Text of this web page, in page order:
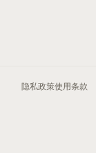
隐私政策使用条款